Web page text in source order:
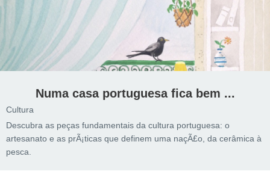
Numa casa portuguesa fica bem ...
Cultura
Descubra as peças fundamentais da cultura portuguesa: o
artesanato e as prÃ¡ticas que definem uma naçÃ£o, da cerâmica à
pesca.